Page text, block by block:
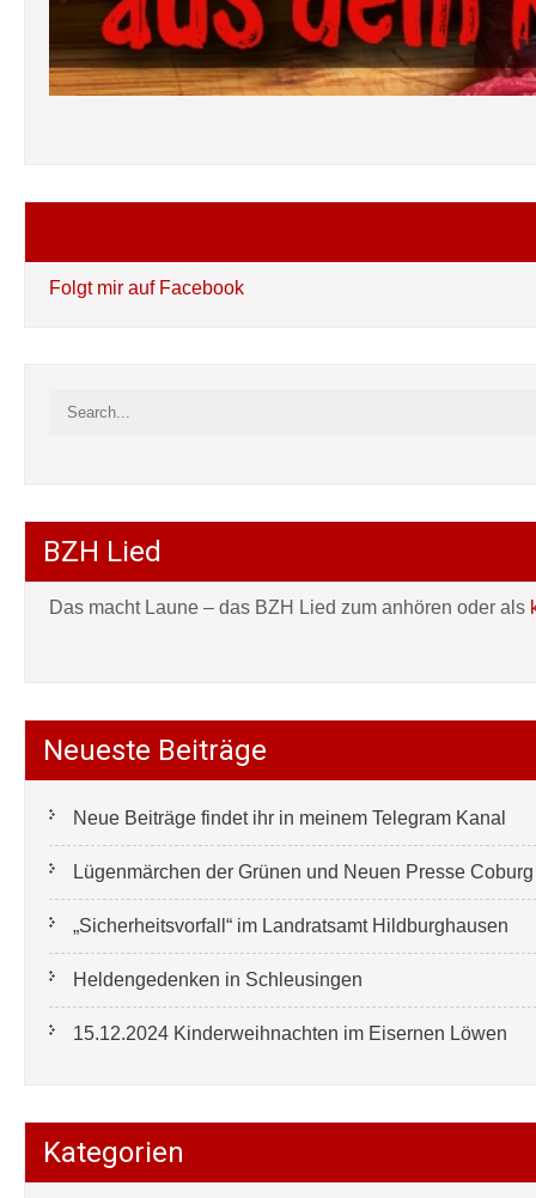
Folgt mir auf Facebook
BZH Lied
Das macht Laune – das BZH Lied zum anhören oder als
Neueste Beiträge
Neue Beiträge findet ihr in meinem Telegram Kanal
Lügenmärchen der Grünen und Neuen Presse
„Sicherheitsvorfall“ im Landratsamt Hildburghausen
Heldengedenken in Schleusingen
15.12.2024 Kinderweihnachten im Eisernen Löwen
Kategorien